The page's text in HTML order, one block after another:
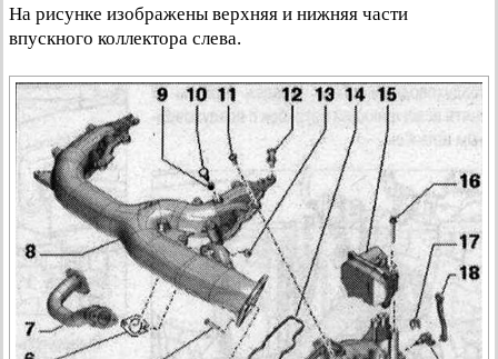
На рисунке изображены верхняя и нижняя части
впускного коллектора слева.